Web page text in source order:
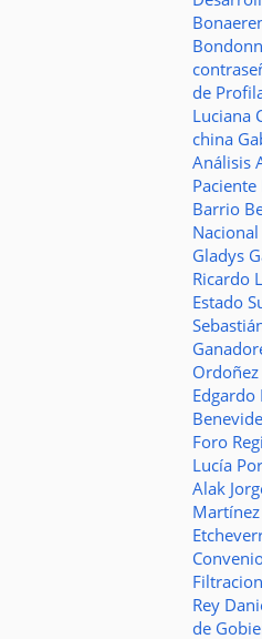
de
Luciana
china
Análisis
Barrio
Gladys
Ricardo
Estado
Ordoñez
Edgardo
Foro
Lucía
Alak
Martínez
Rey
de